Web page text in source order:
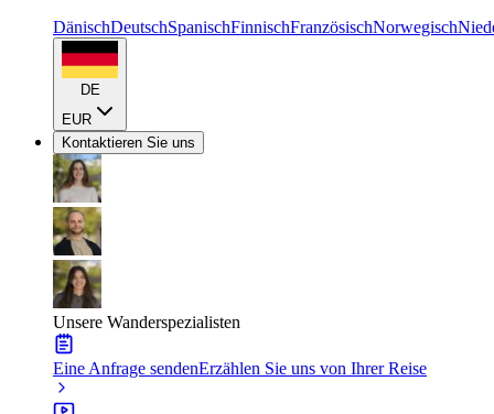
DänischDeutschSpanischFinnischFranzösischNorwegisch
DE
EUR
Kontaktieren Sie uns
Unsere Wanderspezialisten
Eine Anfrage sendenErzählen Sie uns von Ihrer Reise